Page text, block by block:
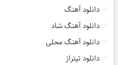
دانلود آهنگ
دانلود آهنگ شاد
دانلود آهنگ محلی
دانلود تیتراژ